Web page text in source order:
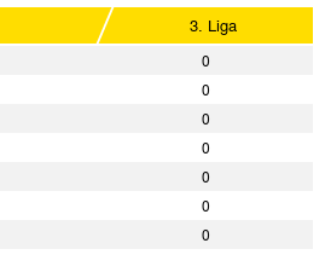
3. Liga
0
0
0
0
0
0
0